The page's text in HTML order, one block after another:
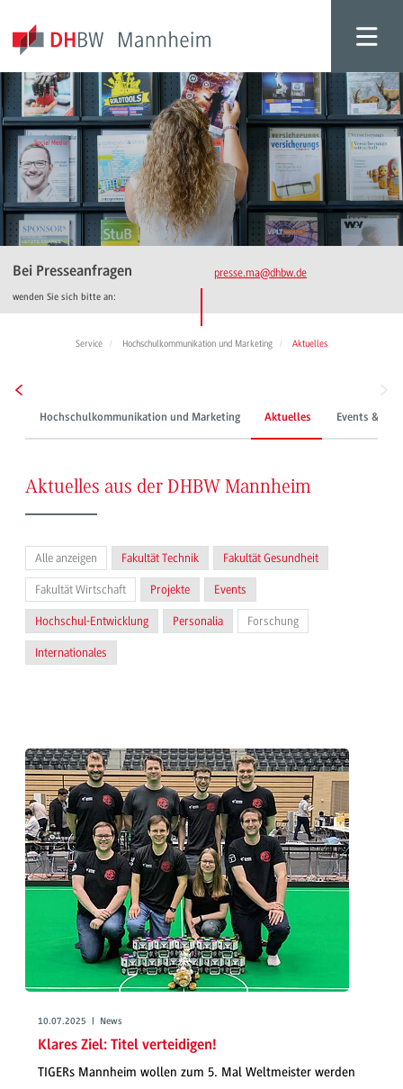
Bei Presseanfragen
wenden Sie sich bitte an:
presse.ma@dhbw.de
Service Hochschulkommunikation und Marketing Aktuelles
Hochschulkommunikation und Marketing Aktuelles Events &
Aktuelles aus der DHBW Mannheim
Alle anzeigen Fakultät Technik Fakultät Gesundheit
Fakultät Wirtschaft Projekte Events
Hochschul-Entwicklung Personalia Forschung
Internationales
10.07.2025 | News
Klares Ziel: Titel verteidigen!
TIGERs Mannheim wollen zum 5. Mal Weltmeister werden